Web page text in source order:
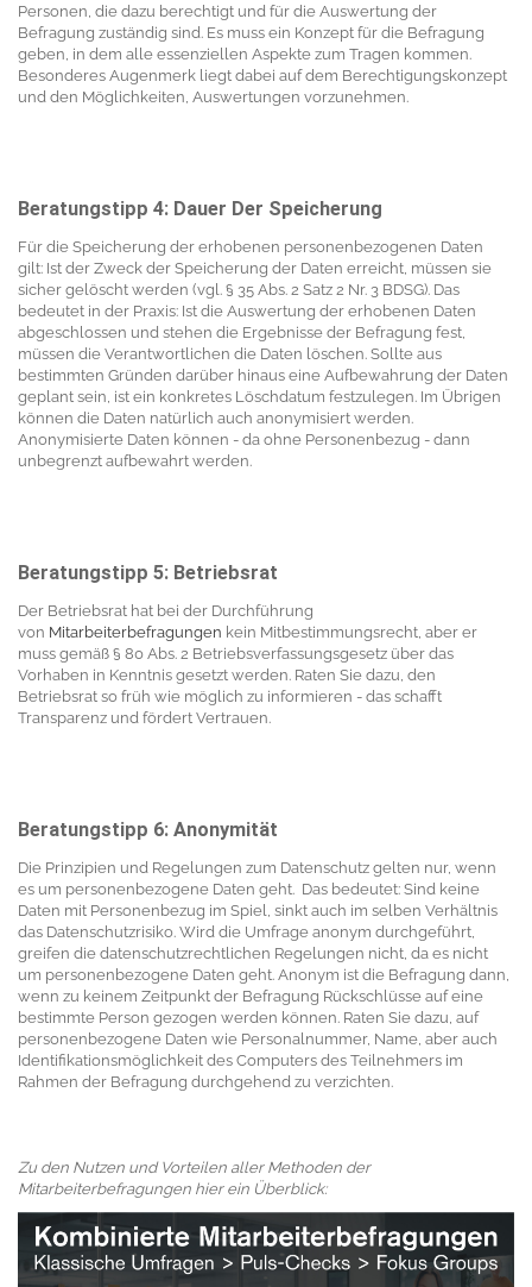
Personen, die dazu berechtigt und für die Auswertung der
Befragung zuständig sind. Es muss ein Konzept für die Befragung
geben, in dem alle essenziellen Aspekte zum Tragen kommen.
Besonderes Augenmerk liegt dabei auf dem Berechtigungskonzept
und den Möglichkeiten, Auswertungen vorzunehmen.
Beratungstipp 4: Dauer Der Speicherung
Für die Speicherung der erhobenen personenbezogenen Daten
gilt: Ist der Zweck der Speicherung der Daten erreicht, müssen sie
sicher gelöscht werden (vgl. § 35 Abs. 2 Satz 2 Nr. 3 BDSG). Das
bedeutet in der Praxis: Ist die Auswertung der erhobenen Daten
abgeschlossen und stehen die Ergebnisse der Befragung fest,
müssen die Verantwortlichen die Daten löschen. Sollte aus
bestimmten Gründen darüber hinaus eine Aufbewahrung der Daten
geplant sein, ist ein konkretes Löschdatum festzulegen. Im Übrigen
können die Daten natürlich auch anonymisiert werden.
Anonymisierte Daten können - da ohne Personenbezug - dann
unbegrenzt aufbewahrt werden.
Beratungstipp 5: Betriebsrat
Der Betriebsrat hat bei der Durchführung
von Mitarbeiterbefragungen kein Mitbestimmungsrecht, aber er
muss gemäß § 80 Abs. 2 Betriebsverfassungsgesetz über das
Vorhaben in Kenntnis gesetzt werden. Raten Sie dazu, den
Betriebsrat so früh wie möglich zu informieren - das schafft
Transparenz und fördert Vertrauen.
Beratungstipp 6: Anonymität
Die Prinzipien und Regelungen zum Datenschutz gelten nur, wenn
es um personenbezogene Daten geht. Das bedeutet: Sind keine
Daten mit Personenbezug im Spiel, sinkt auch im selben Verhältnis
das Datenschutzrisiko. Wird die Umfrage anonym durchgeführt,
greifen die datenschutzrechtlichen Regelungen nicht, da es nicht
um personenbezogene Daten geht. Anonym ist die Befragung dann,
wenn zu keinem Zeitpunkt der Befragung Rückschlüsse auf eine
bestimmte Person gezogen werden können. Raten Sie dazu, auf
personenbezogene Daten wie Personalnummer, Name, aber auch
Identifikationsmöglichkeit des Computers des Teilnehmers im
Rahmen der Befragung durchgehend zu verzichten.
Zu den Nutzen und Vorteilen aller Methoden der
Mitarbeiterbefragungen hier ein Überblick: